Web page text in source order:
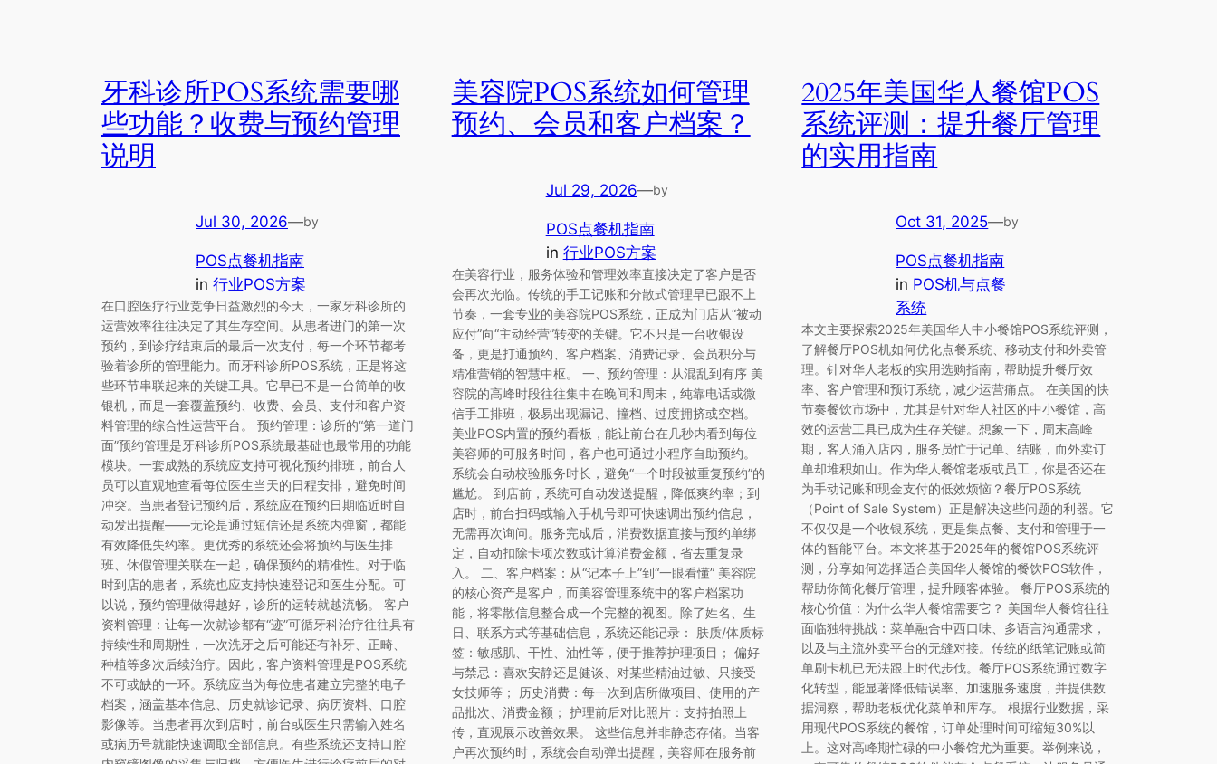
牙科诊所POS系统需要哪
些功能？收费与预约管理
说明
Jul 30, 2026—by
POS点餐机指南
in 行业POS方案
在口腔医疗行业竞争日益激烈的今天，一家牙科诊所的
运营效率往往决定了其生存空间。从患者进门的第一次
预约，到诊疗结束后的最后一次支付，每一个环节都考
验着诊所的管理能力。而牙科诊所POS系统，正是将这
些环节串联起来的关键工具。它早已不是一台简单的收
银机，而是一套覆盖预约、收费、会员、支付和客户资
料管理的综合性运营平台。 预约管理：诊所的“第一道门
面”预约管理是牙科诊所POS系统最基础也最常用的功能
模块。一套成熟的系统应支持可视化预约排班，前台人
员可以直观地查看每位医生当天的日程安排，避免时间
冲突。当患者登记预约后，系统应在预约日期临近时自
动发出提醒——无论是通过短信还是系统内弹窗，都能
有效降低失约率。更优秀的系统还会将预约与医生排
班、休假管理关联在一起，确保预约的精准性。对于临
时到店的患者，系统也应支持快速登记和医生分配。可
以说，预约管理做得越好，诊所的运转就越流畅。 客户
资料管理：让每一次就诊都有“迹”可循牙科治疗往往具有
持续性和周期性，一次洗牙之后可能还有补牙、正畸、
种植等多次后续治疗。因此，客户资料管理是POS系统
不可或缺的一环。系统应当为每位患者建立完整的电子
档案，涵盖基本信息、历史就诊记录、病历资料、口腔
影像等。当患者再次到店时，前台或医生只需输入姓名
或病历号就能快速调取全部信息。有些系统还支持口腔
美容院POS系统如何管理
预约、会员和客户档案？
Jul 29, 2026—by
POS点餐机指南
in 行业POS方案
在美容行业，服务体验和管理效率直接决定了客户是否
会再次光临。传统的手工记账和分散式管理早已跟不上
节奏，一套专业的美容院POS系统，正成为门店从“被动
应付”向“主动经营”转变的关键。它不只是一台收银设
备，更是打通预约、客户档案、消费记录、会员积分与
精准营销的智慧中枢。 一、预约管理：从混乱到有序 美
容院的高峰时段往往集中在晚间和周末，纯靠电话或微
信手工排班，极易出现漏记、撞档、过度拥挤或空档。
美业POS内置的预约看板，能让前台在几秒内看到每位
美容师的可服务时间，客户也可通过小程序自助预约。
系统会自动校验服务时长，避免“一个时段被重复预约”的
尴尬。 到店前，系统可自动发送提醒，降低爽约率；到
店时，前台扫码或输入手机号即可快速调出预约信息，
无需再次询问。服务完成后，消费数据直接与预约单绑
定，自动扣除卡项次数或计算消费金额，省去重复录
入。 二、客户档案：从“记本子上”到“一眼看懂” 美容院
的核心资产是客户，而美容管理系统中的客户档案功
能，将零散信息整合成一个完整的视图。除了姓名、生
日、联系方式等基础信息，系统还能记录： 肤质/体质标
签：敏感肌、干性、油性等，便于推荐护理项目； 偏好
与禁忌：喜欢安静还是健谈、对某些精油过敏、只接受
女技师等； 历史消费：每一次到店所做项目、使用的产
品批次、消费金额； 护理前后对比照片：支持拍照上
传，直观展示改善效果。 这些信息并非静态存储。当客
户再次预约时，系统会自动弹出提醒，美容师在服务前
2025年美国华人餐馆POS
系统评测：提升餐厅管理
的实用指南
Oct 31, 2025—by
POS点餐机指南
in POS机与点餐
系统
本文主要探索2025年美国华人中小餐馆POS系统评测，
了解餐厅POS机如何优化点餐系统、移动支付和外卖管
理。针对华人老板的实用选购指南，帮助提升餐厅效
率、客户管理和预订系统，减少运营痛点。 在美国的快
节奏餐饮市场中，尤其是针对华人社区的中小餐馆，高
效的运营工具已成为生存关键。想象一下，周末高峰
期，客人涌入店内，服务员忙于记单、结账，而外卖订
单却堆积如山。作为华人餐馆老板或员工，你是否还在
为手动记账和现金支付的低效烦恼？餐厅POS系统
（Point of Sale System）正是解决这些问题的利器。它
不仅仅是一个收银系统，更是集点餐、支付和管理于一
体的智能平台。本文将基于2025年的餐馆POS系统评
测，分享如何选择适合美国华人餐馆的餐饮POS软件，
帮助你简化餐厅管理，提升顾客体验。 餐厅POS系统的
核心价值：为什么华人餐馆需要它？ 美国华人餐馆往往
面临独特挑战：菜单融合中西口味、多语言沟通需求，
以及与主流外卖平台的无缝对接。传统的纸笔记账或简
单刷卡机已无法跟上时代步伐。餐厅POS系统通过数字
化转型，能显著降低错误率、加速服务速度，并提供数
据洞察，帮助老板优化菜单和库存。 根据行业数据，采
用现代POS系统的餐馆，订单处理时间可缩短30%以
上。这对高峰期忙碌的中小餐馆尤为重要。举例来说，